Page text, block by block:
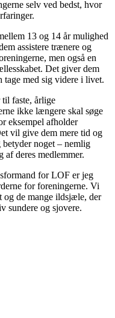
selv ved bedst, hvor
13 og 14 år mulighed
assistere trænere og
men også en
Det giver dem
tage med sig videre i livet.
faste, årlige
ikke længere skal søge
eksempel afholder
vil give dem mere tid og
noget – nemlig
deres medlemmer.
for LOF er jeg
for foreningerne. Vi
de mange ildsjæle, der
sundere og sjovere.